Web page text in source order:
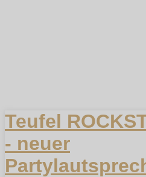
Teufel
- neuer